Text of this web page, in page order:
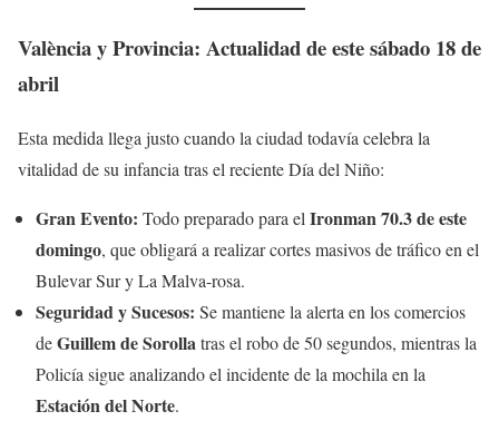
València y Provincia: Actualidad de este sábado 18 de
abril
Esta medida llega justo cuando la ciudad todavía celebra la
vitalidad de su infancia tras el reciente Día del Niño:
Gran Evento: Todo preparado para el Ironman 70.3 de este
domingo, que obligará a realizar cortes masivos de tráfico en el
Bulevar Sur y La Malva-rosa.
Seguridad y Sucesos: Se mantiene la alerta en los comercios
deGuillem de Sorollatras el robo de 50 segundos, mientras la
Policía sigue analizando el incidente de la mochila en la
Estación del Norte.